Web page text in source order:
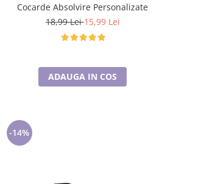
Cocarde Absolvire Personalizate
18,99 Lei15,99 Lei
ADAUGA IN COS
-14%